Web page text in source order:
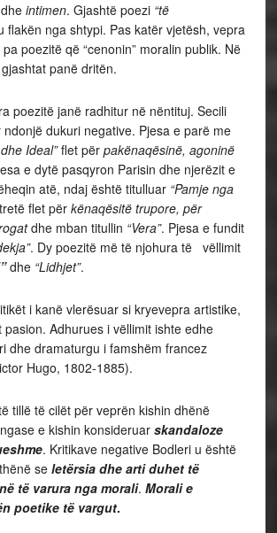
intimen. Gjashtë poezi “të
flakën nga shtypi. Pas katër vjetësh, vepra
poezitë që “cenonin” moralin publik. Në
panë dritën.
poezitë janë radhitur në nëntituj. Secili
dukuri negative. Pjesa e parë me
Ideal”flet për pakënaqësinë, agoninë
e dytë pasqyron Parisin dhe njerëzit e
atë, ndaj është titulluar “Pamje nga
flet për kënaqësitë trupore, për
dhe mban titullin “Vera”. Pjesa e fundit
. Dy poezitë më të njohura të vëllimit
dhe “Lidhjet”.
i kanë vlerësuar si kryevepra artistike,
Adhurues i vëllimit ishte edhe
dhe dramaturgu i famshëm francez
Hugo, 1802-1885).
tillë të cilët për veprën kishin dhënë
e kishin konsideruar skandaloze
. Kritikave negative Bodleri u është
se letërsia dhe arti duhet të
të varura nga morali. Morali e
poetike të vargut.